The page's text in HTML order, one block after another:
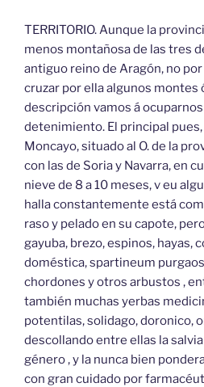
TERRITORIO. Aunque la
menos montañosa de las tres
antiguo reino de Aragón, no
cruzar por ella algunos montes
descripción vamos á
detenimiento. El principal
Moncayo, situado al O. de la
con las de Soria y Navarra, en
nieve de 8 a 10 meses, v eu
halla constantemente está
raso y pelado en su capote,
gayuba, brezo, espinos, hayas,
doméstica, spartineum
chordones y otros arbustos ,
también muchas yerbas
potentilas, solidago, doronico,
descollando entre ellas la
género , y la nunca bien
con gran cuidado por